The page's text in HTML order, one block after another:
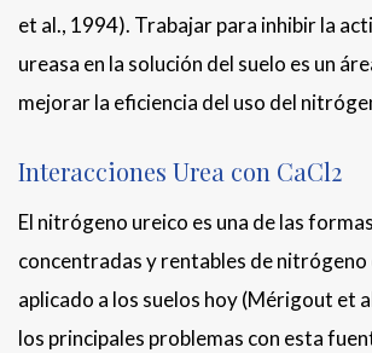
et al., 1994). Trabajar para inhibir la
ureasa en la solución del suelo es un
mejorar la eficiencia del uso del
Interacciones Urea con CaCl2
El nitrógeno ureico es una de las
concentradas y rentables de
aplicado a los suelos hoy (Mérigout et
los principales problemas con esta